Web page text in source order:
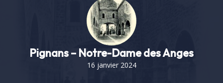
Pignans – Notre-Dame des Anges
16 janvier 2024